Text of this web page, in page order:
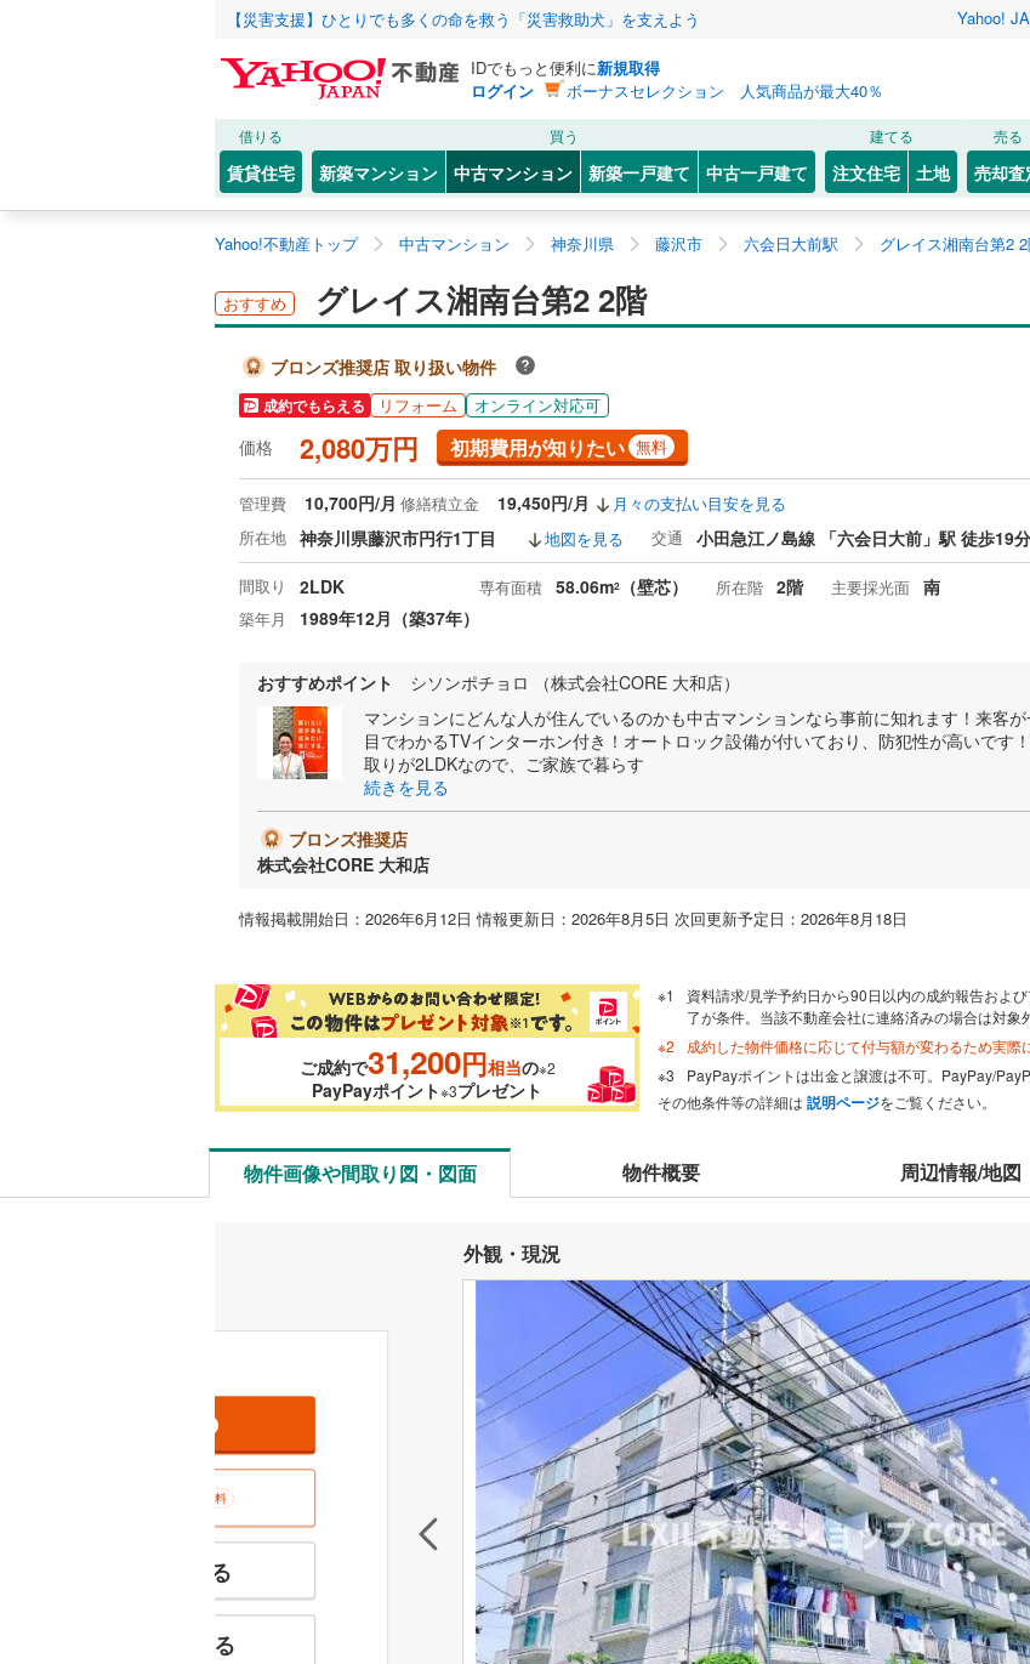
【災害支援】ひとりでも多くの命を救う「災害救助犬」を支えよう Yahoo!
IDでもっと便利に新規取得
ログイン
ボーナスセレクション 人気商品が最大40％
借りる
賃貸住宅
買う
新築マンション 中古マンション 新築一戸建て 中古一戸建て
建てる
注文住宅 土地
売る
売却査
Yahoo!不動産トップ 中古マンション 神奈川県 藤沢市 六会日大前駅 グレイス湘南台第2
おすすめ グレイス湘南台第2 2階
ブロンズ推奨店 取り扱い物件
成約でもらえる リフォーム オンライン対応可
価格 2,080万円 初期費用が知りたい 無料
管理費 10,700円/月 修繕積立金 19,450円/月
月々の支払い目安を見る
所在地 神奈川県藤沢市円行1丁目 地図を見る 交通 小田急江ノ島線 「六会日大前」駅 徒歩19分
間取り 2LDK 専有面積 58.06m2 （壁芯） 所在階 2階 主要採光面 南
築年月 1989年12月（築37年）
おすすめポイント
シソンポチョロ （株式会社CORE 大和店）
マンションにどんな人が住んでいるのかも中古マンションなら事前に知れます！来客
目でわかるTVインターホン付き！オートロック設備が付いており、防犯性が高いです
取りが2LDKなので、ご家族で暮らす
続きを見る
ブロンズ推奨店
株式会社CORE 大和店
情報掲載開始日：2026年6月12日 情報更新日：2026年8月5日 次回更新予定日：2026年8月18日
ご成約で31,200円相当の※2
PayPayポイント※3プレゼント
資料請求/見学予約日から90日以内の成約報告およ
了が条件。当該不動産会社に連絡済みの場合は対象外
成約した物件価格に応じて付与額が変わるため実際
PayPayポイントは出金と譲渡は不可。PayPay/
その他条件等の詳細は 説明ページをご覧ください。
物件画像や間取り図・図面 物件概要 周辺情報/地図
外観・現況
無料
特徴の似た物件を見る
お気に入りに追加する